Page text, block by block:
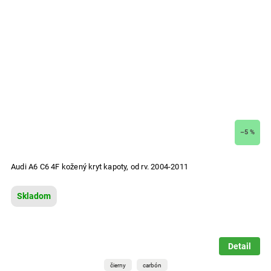
–5 %
Audi A6 C6 4F kožený kryt kapoty, od rv. 2004-2011
Skladom
Detail
čierny carbón